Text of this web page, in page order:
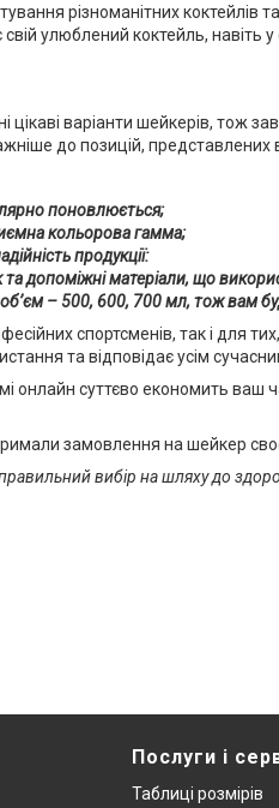
різноманітних коктейлів
свій улюблений коктейль,
цікаві варіанти шейкерів,
до позицій,
поновлюється;
кольорова гамма;
продукції:
допоміжні матеріали, що
об’єм – 500, 600, 700 мл, тож вам
спортсменів, так і для
та відповідає усім
онлайн суттєво економить ваш
замовлення на шейкер
вибір на шляху до
Послуги і
Таблиці розмірів